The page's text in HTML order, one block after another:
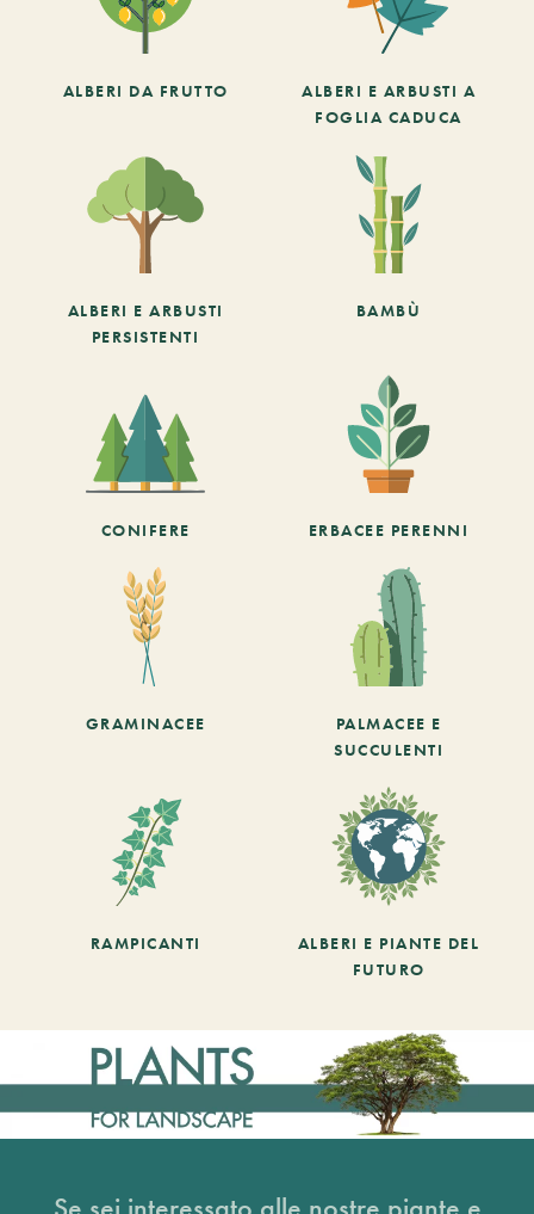
ALBERI DA FRUTTO
ALBERI E ARBUSTI A
FOGLIA CADUCA
ALBERI E ARBUSTI
PERSISTENTI
BAMBÙ
CONIFERE ERBACEE PERENNI
GRAMINACEE
PALMACEE E
SUCCULENTI
RAMPICANTI
ALBERI E PIANTE DEL
FUTURO